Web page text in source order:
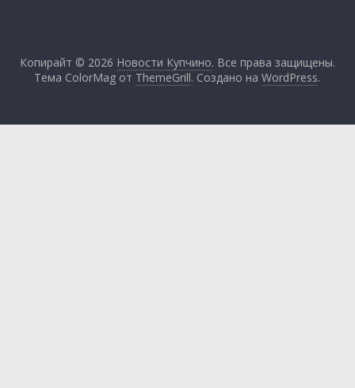
Копирайт © 2026 Новости Купчино. Все права защищены.
Тема ColorMag от ThemeGrill. Создано наWordPress.